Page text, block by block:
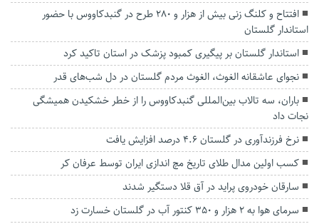
افتتاح و کلنگ زنی بیش از هزار و ۲۸۰ طرح در گنبدکاووس با حضور
استاندار گلستان
استاندار گلستان بر پیگیری کمبود پزشک در استان تاکید کرد
نجوای عاشقانه الغوث، الغوث مردم گلستان در دل شب‌های قدر
باران، سه تالاب بین‌المللی گنبدکاووس را از خطر خشکیدن همیشگی
نجات داد
نرخ فرزندآوری در گلستان ۴.۶ درصد افزایش یافت
کسب اولین مدال طلاى تاریخ مچ اندازی ایران توسط عرفان کر
سارقان خودروی پراید در آق قلا دستگیر شدند
سرمای هوا به ۲ هزار و ۳۵۰ کنتور آب در گلستان خسارت زد